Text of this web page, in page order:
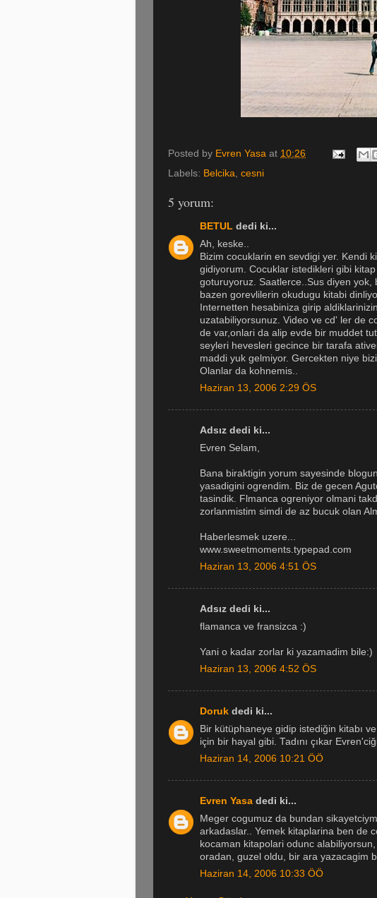
Posted by Evren Yasa at 10:26
Labels: Belcika, cesni
5 yorum:
BETUL dedi ki...
Ah, keske..
Bizim cocuklarin en sevdigi yer. Kendi
gidiyorum. Cocuklar istedikleri gibi
goturuyoruz. Saatlerce..Sus diyen yok,
bazen gorevlilerin okudugu kitabi
Internetten hesabiniza girip
uzatabiliyorsunuz. Video ve cd' ler de
de var,onlari da alip evde bir muddet
seyleri hevesleri gecince bir tarafa
maddi yuk gelmiyor. Gercekten niye
Olanlar da kohnemis..
Haziran 13, 2006 2:29 ÖS
Adsız dedi ki...
Evren Selam,
Bana biraktigin yorum sayesinde
yasadigini ogrendim. Biz de gecen
tasindik. Flmanca ogreniyor olmani
zorlanmistim simdi de az bucuk olan
Haberlesmek uzere...
www.sweetmoments.typepad.com
Haziran 13, 2006 4:51 ÖS
Adsız dedi ki...
flamanca ve fransizca :)
Yani o kadar zorlar ki yazamadim bile:)
Haziran 13, 2006 4:52 ÖS
Doruk dedi ki...
Bir kütüphaneye gidip istediğin kitabı
için bir hayal gibi. Tadını çıkar
Haziran 14, 2006 10:21 ÖÖ
Evren Yasa dedi ki...
Meger cogumuz da bundan
arkadaslar.. Yemek kitaplarina ben de
kocaman kitapolari odunc
oradan, guzel oldu, bir ara yazacagim
Haziran 14, 2006 10:33 ÖÖ